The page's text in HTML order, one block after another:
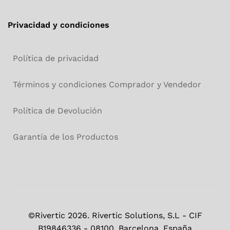
Privacidad y condiciones
Política de privacidad
Términos y condiciones Comprador y Vendedor
Política de Devolución
Garantía de los Productos
©Rivertic 2026. Rivertic Solutions, S.L - CIF